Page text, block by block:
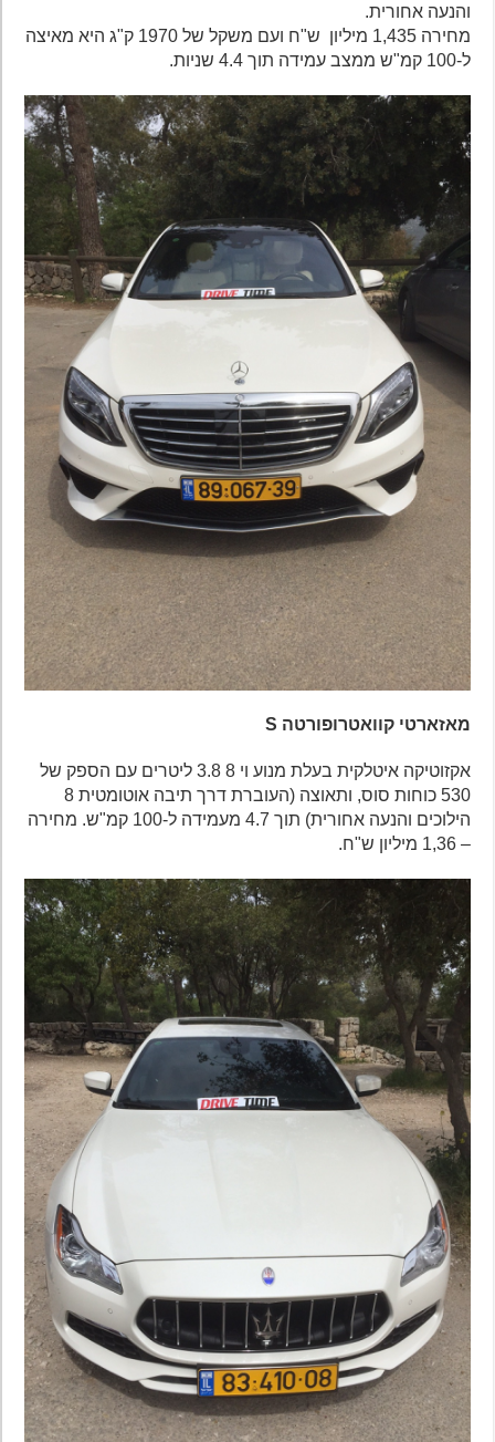
והנעה אחורית.
מחירה 1,435 מיליון ש"ח ועם משקל של 1970 ק"ג היא מאיצה
מאזארטי קוואטרופורטה S
אקזוטיקה איטלקית בעלת מנוע וי 8 3.8 ליטרים עם הספק של
530 כוחות סוס, ותאוצה (העוברת דרך תיבה אוטומטית 8
הילוכים והנעה אחורית) תוך 4.7 מעמידה ל-100 קמ"ש. מחירה